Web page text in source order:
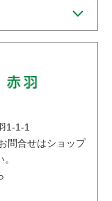
1-1-1
合せはショップ